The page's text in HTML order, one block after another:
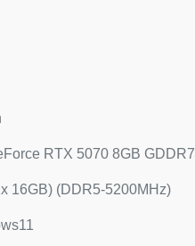
RTX 5070 8GB GDDR7
16GB) (DDR5-5200MHz)